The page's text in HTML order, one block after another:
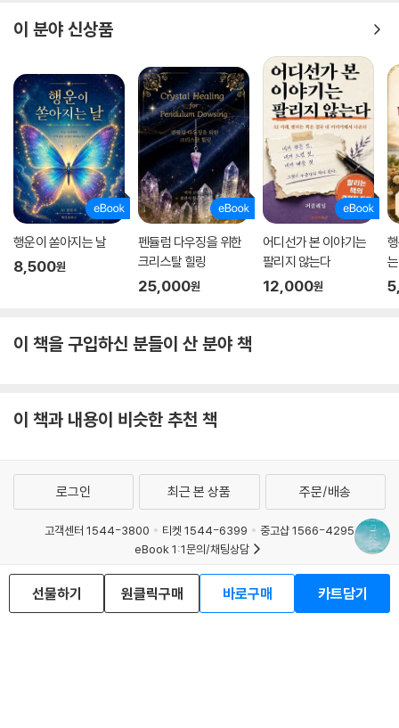
이 분야 신상품
행운이 쏟아지는 날
8,500원
펜듈럼 다우징을 위한
크리스탈 힐링
25,000원
어디선가 본 이야기는
팔리지 않는다
12,000원
이 책을 구입하신 분들이 산 분야 책
이 책과 내용이 비슷한 추천 책
선물하기 원클릭구매 바로구매 카트담기
로그인 최근 본 상품 주문/배송
고객센터 1544-3800 티켓 1544-6399
중고샵 1566-4295
eBook 1:1문의/채팅상담
예스이십사(주) 사업자 정보
이용약관
개인정보처리방침
청소년보호정책